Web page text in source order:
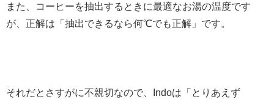
また、コーヒーを抽出するときに最適なお湯の温度です
が、正解は「抽出できるなら何℃でも正解」です。
それだとさすがに不親切なので、Indoは「とりあえず